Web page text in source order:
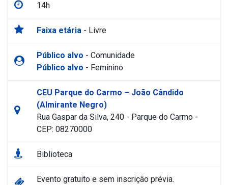
14h
Faixa etária - Livre
Público alvo - Comunidade
Público alvo - Feminino
CEU Parque do Carmo – João Cândido
(Almirante Negro)
Rua Gaspar da Silva, 240 - Parque do Carmo -
CEP: 08270000
Biblioteca
Evento gratuito e sem inscrição prévia.